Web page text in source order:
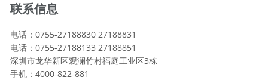
联系信息
电话：0755-27188830 27188831
电话：0755-27188133 27188851
深圳市龙华新区观澜竹村福庭工业区3栋
手机：4000-822-881